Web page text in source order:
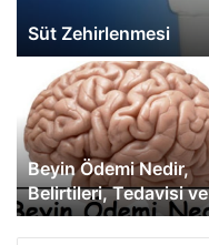
Süt Zehirlenmesi
Beyin Ödemi Nedir,
Belirtileri, Tedavisi ve
Ameliyatı